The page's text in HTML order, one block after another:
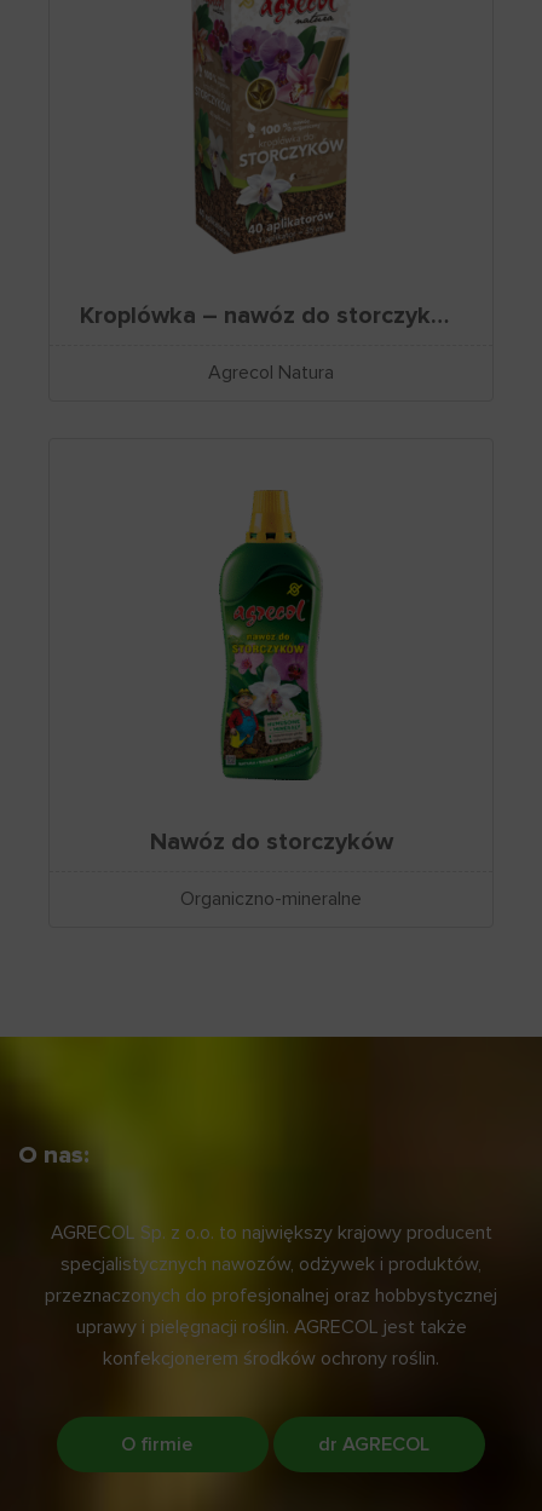
Kroplówka – nawóz do storczyków – 100% organiczny
Agrecol Natura
Nawóz do storczyków
Organiczno-mineralne
O nas:
AGRECOL Sp. z o.o. to największy krajowy producent
specjalistycznych nawozów, odżywek i produktów,
przeznaczonych do profesjonalnej oraz hobbystycznej
uprawy i pielęgnacji roślin. AGRECOL jest także
konfekcjonerem środków ochrony roślin.
O firmie dr AGRECOL